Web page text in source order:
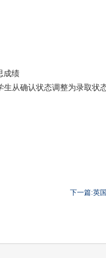
成绩
生从确认状态调整为录取状
下一篇:英